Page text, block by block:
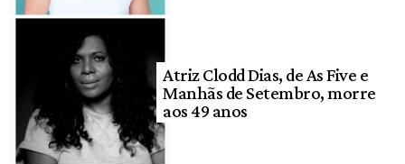
Atriz Clodd Dias, de As Five e
Manhãs de Setembro, morre
aos 49 anos